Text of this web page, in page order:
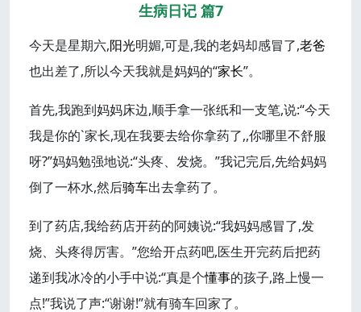
生病日记 篇7
今天是星期六,阳光明媚,可是,我的老妈却感冒了,老爸
也出差了,所以今天我就是妈妈的“家长”。
首先,我跑到妈妈床边,顺手拿一张纸和一支笔,说:“今天
我是你的`家长,现在我要去给你拿药了,,你哪里不舒服
呀?”妈妈勉强地说:“头疼、发烧。”我记完后,先给妈妈
倒了一杯水,然后骑车出去拿药了。
到了药店,我给药店开药的阿姨说:“我妈妈感冒了,发
烧、头疼得厉害。”您给开点药吧,医生开完药后把药
递到我冰冷的小手中说:“真是个懂事的孩子,路上慢一
点!”我说了声:“谢谢!”就有骑车回家了。